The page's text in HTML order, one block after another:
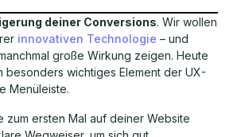
deiner Conversions. Wir wollen
innovativen Technologie – und
große Wirkung zeigen. Heute
besonders wichtiges Element der UX-
Menüleiste.
zum ersten Mal auf deiner Website